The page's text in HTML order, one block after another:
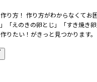
り方！ 作り方がわからなくてお
「えのきの卵とじ」「すき焼き
りたい！がきっと見つかります。